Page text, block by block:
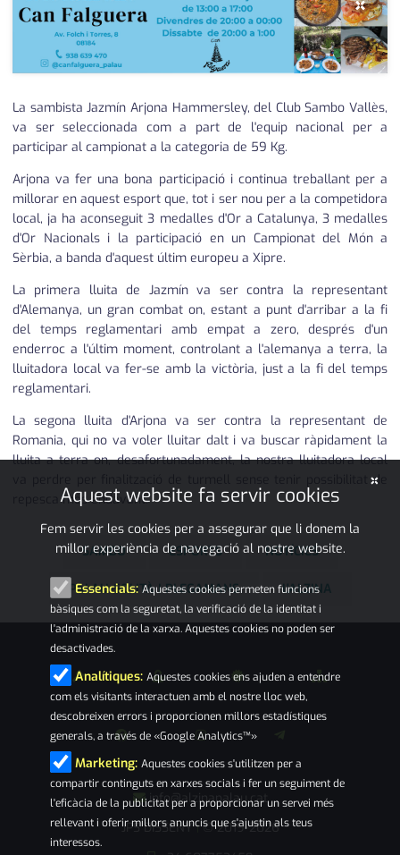
urbanisme
editorial
La sambista Jazmín Arjona Hammersley, del Club Sambo Vallès,
va ser seleccionada com a part de l'equip nacional per a
participar al campionat a la categoria de 59 Kg.
Arjona va fer una bona participació i continua treballant per a
millorar en aquest esport que, tot i ser nou per a la competidora
local, ja ha aconseguit 3 medalles d'Or a Catalunya, 3 medalles
d'Or Nacionals i la participació en un Campionat del Món a
Sèrbia, a banda d'aquest últim europeu a Xipre.
La primera lluita de Jazmín va ser contra la representant
d'Alemanya, un gran combat on, estant a punt d'arribar a la fi
del temps reglamentari amb empat a zero, després d'un
enderroc a l'últim moment, controlant a l'alemanya a terra, la
lluitadora local va fer-se amb la victòria, just a la fi del temps
reglamentari.
La segona lluita d'Arjona va ser contra la representant de
Romania, qui no va voler lluitar dalt i va buscar ràpidament la
lluita a terra on, desafortunadament, la nostra lluitadora local
va perdre per finalització de turmell sense tenir possibilitat de
repesca més endavant.
SAMBO ESPORTS NOTÍCIES
PALAU-SOLITÀ I PLEGAMANS L'ALZINA
info@alzinapalau.cat
JPS DISSENY|© 2019-2026
×
Aquest website fa servir cookies
Fem servir les cookies per a assegurar que li donem la
millor experiència de navegació al nostre website.
Essencials: Aquestes cookies permeten funcions
bàsiques com la seguretat, la verificació de la identitat i
l'administració de la xarxa. Aquestes cookies no poden ser
desactivades.
Analítiques: Aquestes cookies ens ajuden a entendre
com els visitants interactuen amb el nostre lloc web,
descobreixen errors i proporcionen millors estadístiques
generals, a través de «Google Analytics™»
Marketing: Aquestes cookies s'utilitzen per a
compartir continguts en xarxes socials i fer un seguiment de
l'eficàcia de la publicitat per a proporcionar un servei més
rellevant i oferir millors anuncis que s'ajustin als teus
interessos.